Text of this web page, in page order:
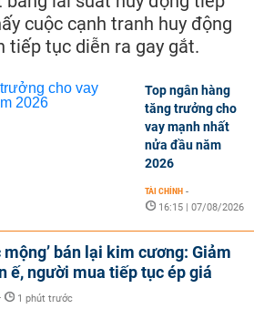
cuộc cạnh tranh huy động
tiếp tục diễn ra gay gắt.
Top ngân hàng
tăng trưởng cho
vay mạnh nhất
nửa đầu năm
2026
TÀI CHÍNH -
16:15 | 07/08/2026
mộng’ bán lại kim cương: Giảm
ế, người mua tiếp tục ép giá
1 phút trước